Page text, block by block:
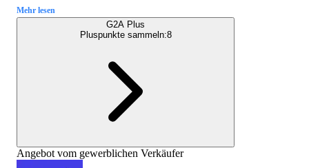
Mehr lesen
G2A Plus
Pluspunkte sammeln:8
Angebot vom gewerblichen Verkäufer